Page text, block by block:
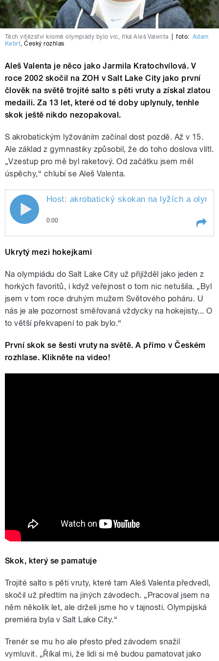
Těch vítězství kromě olympiády bylo víc, říká Aleš Valenta foto: Adam
Kebrt,Český rozhlas
Aleš Valenta je něco jako Jarmila Kratochvílová. V
roce 2002 skočil na ZOH v Salt Lake City jako první
člověk na světě trojité salto s pěti vruty a získal zlatou
medaili. Za 13 let, které od té doby uplynuly, tenhle
skok ještě nikdo nezopakoval.
S akrobatickým lyžováním začínal dost pozdě. Až v 15.
Ale základ z gymnastiky způsobil, že do toho doslova vlítl.
„Vzestup pro mě byl raketový. Od začátku jsem měl
úspěchy,“ chlubí se Aleš Valenta.
pause
Host: akrobatický skokan na lyžích a
0:00
a olympijský vítěz Aleš Valenta.
Ukrytý mezi hokejkami
Na olympiádu do Salt Lake City už přijížděl jako jeden z
horkých favoritů, i když veřejnost o tom nic netušila. „Byl
jsem v tom roce druhým mužem Světového poháru. U
nás je ale pozornost směřovaná vždycky na hokejisty... O
to větší překvapení to pak bylo.“
První skok se šesti vruty na světě. A přímo v Českém
rozhlase. Klikněte na video!
Skok, který se pamatuje
Trojité salto s pěti vruty, které tam Aleš Valenta předvedl,
skočil už předtím na jiných závodech. „Pracoval jsem na
něm několik let, ale drželi jsme ho v tajnosti. Olympijská
premiéra byla v Salt Lake City.“
Trenér se mu ho ale přesto před závodem snažil
vymluvit. „Říkal mi, že lidi si mě budou pamatovat jako